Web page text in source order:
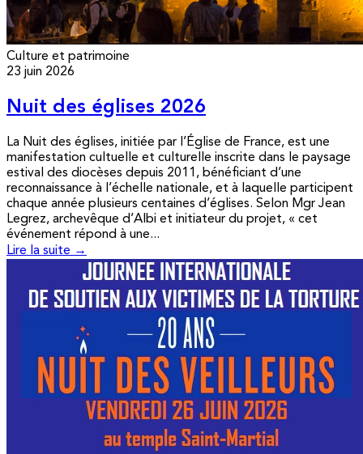
Culture et patrimoine
23 juin 2026
Nuit des églises 2026
La Nuit des églises, initiée par l’Église de France, est une
manifestation cultuelle et culturelle inscrite dans le paysage
estival des diocèses depuis 2011, bénéficiant d’une
reconnaissance à l’échelle nationale, et à laquelle participent
chaque année plusieurs centaines d’églises. Selon Mgr Jean
Legrez, archevêque d’Albi et initiateur du projet, « cet
événement répond à une...
Lire la suite →